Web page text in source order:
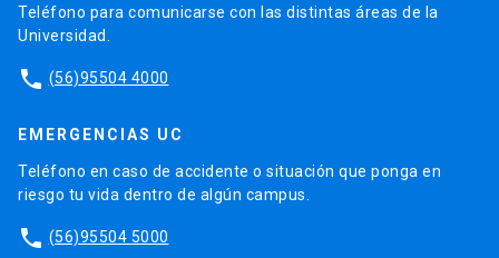
Teléfono para comunicarse con las distintas áreas de la
Universidad.
phone (56)95504 4000
EMERGENCIAS UC
Teléfono en caso de accidente o situación que ponga en
riesgo tu vida dentro de algún campus.
phone (56)95504 5000